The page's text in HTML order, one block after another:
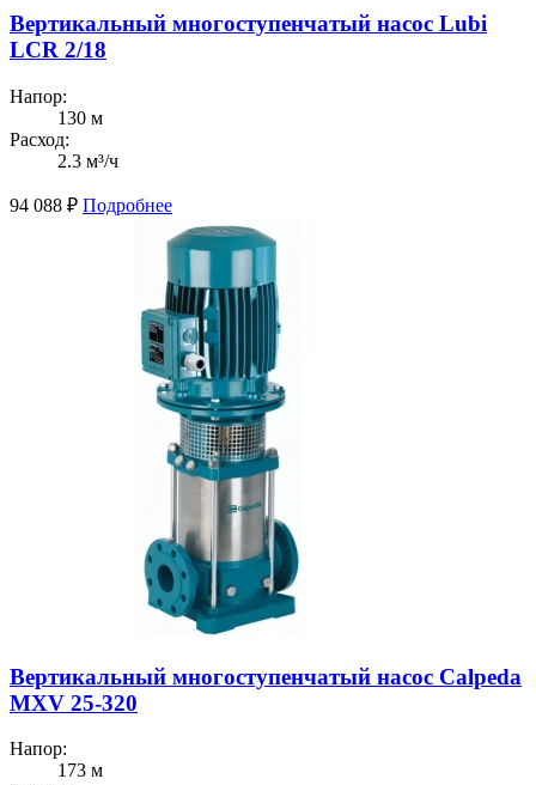
Вертикальный многоступенчатый насос Lubi
LCR 2/18
Напор:
130 м
Расход:
2.3 м³/ч
94 088 ₽ Подробнее
Вертикальный многоступенчатый насос Calpeda
MXV 25-320
Напор:
173 м